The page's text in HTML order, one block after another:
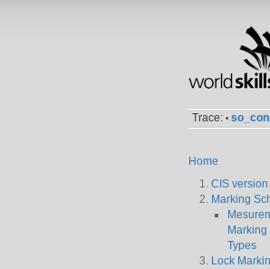
Trace: •
Home
CIS version
Marking
Marking
Types
Lock